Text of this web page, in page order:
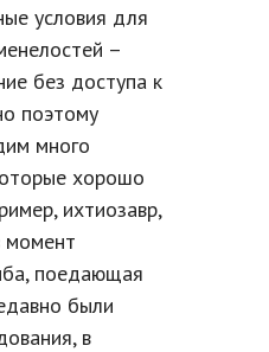
условия для
–
без доступа к
поэтому
много
хорошо
ихтиозавр,
момент
поедающая
были
в